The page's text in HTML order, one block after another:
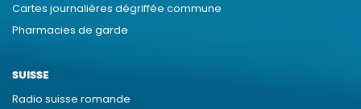
Cartes journalières dégriffée commune
Pharmacies de garde
SUISSE
Radio suisse romande